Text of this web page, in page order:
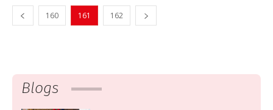
160 161 162
Blogs